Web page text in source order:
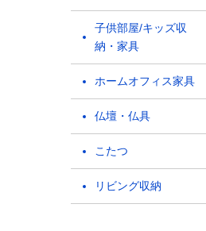
子供部屋/キッズ収
納・家具
ホームオフィス家具
仏壇・仏具
こたつ
リビング収納